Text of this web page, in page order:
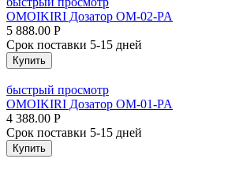
OMOIKIRI Дозатор OM-02-PA
5 888.00 Р
Срок поставки 5-15 дней
Купить
быстрый просмотр
OMOIKIRI Дозатор OM-01-PA
4 388.00 Р
Срок поставки 5-15 дней
Купить